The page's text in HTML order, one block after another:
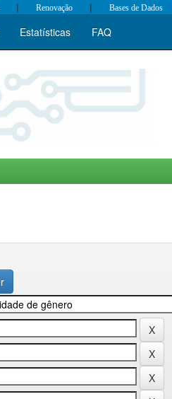
| Renovação | Bases de Dados
Estatísticas FAQ